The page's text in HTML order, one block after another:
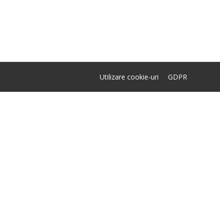
Utilizare cookie-uri GDPR